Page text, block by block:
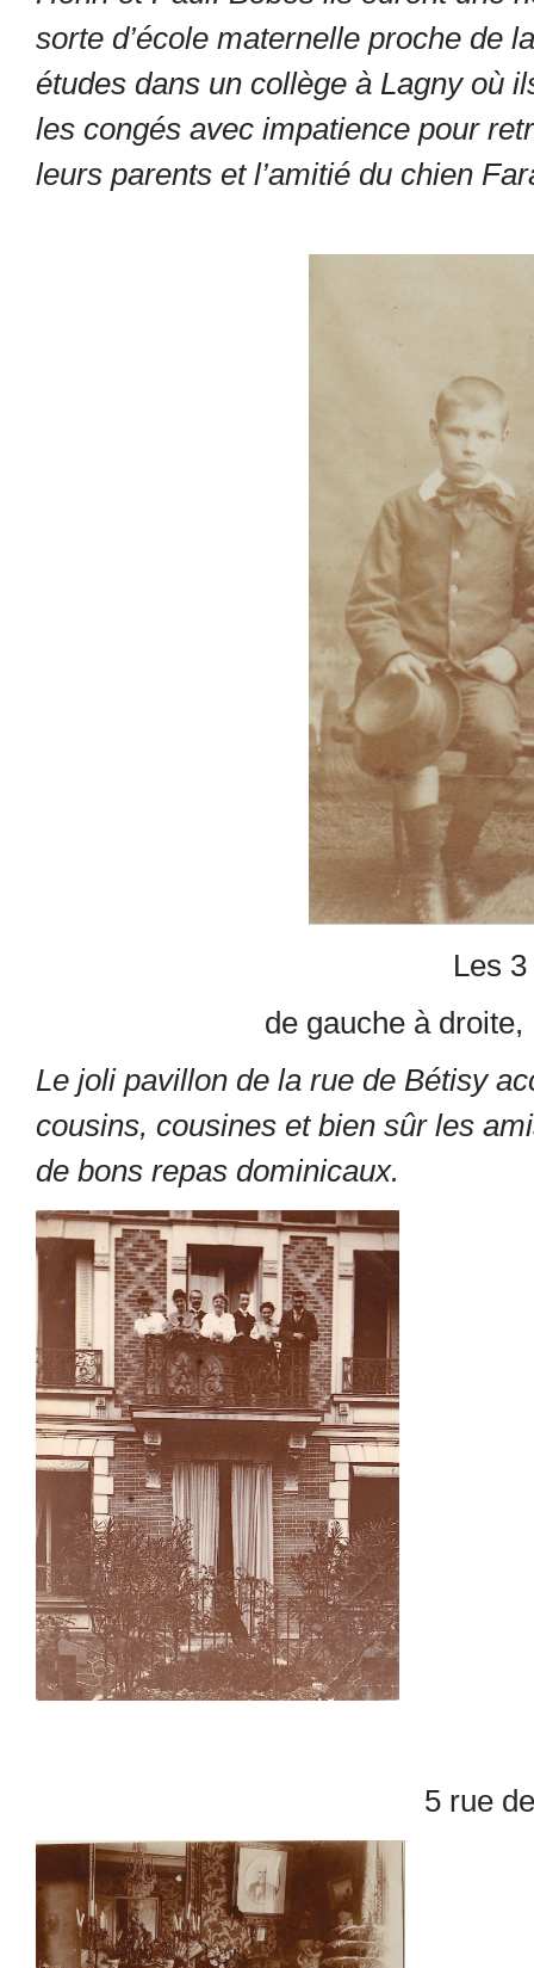
sorte d’école maternelle proche de
études dans un collège à Lagny où
les congés avec impatience pour
leurs parents et l’amitié du chien
Les
de gauche à
Le joli pavillon de la rue de Bétisy
cousins, cousines et bien sûr les
de bons repas dominicaux.
5 rue